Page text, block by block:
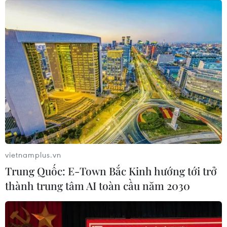
EU chưa công nhận và đàm phán chính trị
với Taliban
21/08/2021 14:34
Chủ tịch Ủy ban châu Âu Ursula von der Leyen ngày
21/8 cho biết Liên minh châu Âu (EU) chưa công nhận
Taliban cũng như tiến hành đàm phán chính trị với lực
lượng này.
vietnamplus.vn
Trung Quốc: E-Town Bắc Kinh hướng tới trở
thành trung tâm AI toàn cầu năm 2030